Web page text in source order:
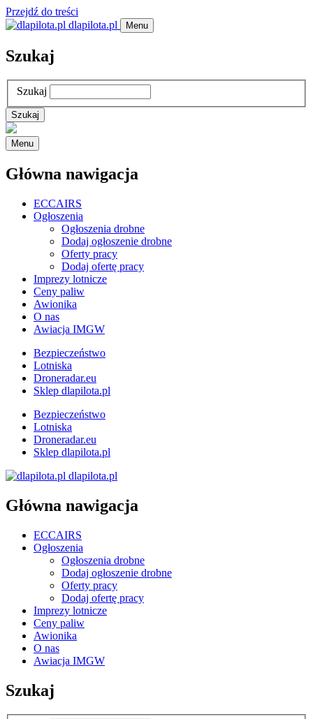
Przejdź do treści
dlapilota.pl
Menu
Szukaj
Szukaj
Menu
Główna nawigacja
ECCAIRS
Ogłoszenia
Ogłoszenia drobne
Dodaj ogłoszenie drobne
Oferty pracy
Dodaj ofertę pracy
Imprezy lotnicze
Ceny paliw
Awionika
O nas
Awiacja IMGW
Bezpieczeństwo
Lotniska
Droneradar.eu
Sklep dlapilota.pl
Bezpieczeństwo
Lotniska
Droneradar.eu
Sklep dlapilota.pl
dlapilota.pl
Główna nawigacja
ECCAIRS
Ogłoszenia
Ogłoszenia drobne
Dodaj ogłoszenie drobne
Oferty pracy
Dodaj ofertę pracy
Imprezy lotnicze
Ceny paliw
Awionika
O nas
Awiacja IMGW
Szukaj